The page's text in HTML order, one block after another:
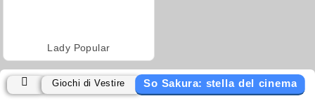
Lady Popular
Giochi di Vestire So Sakura: stella del cinema